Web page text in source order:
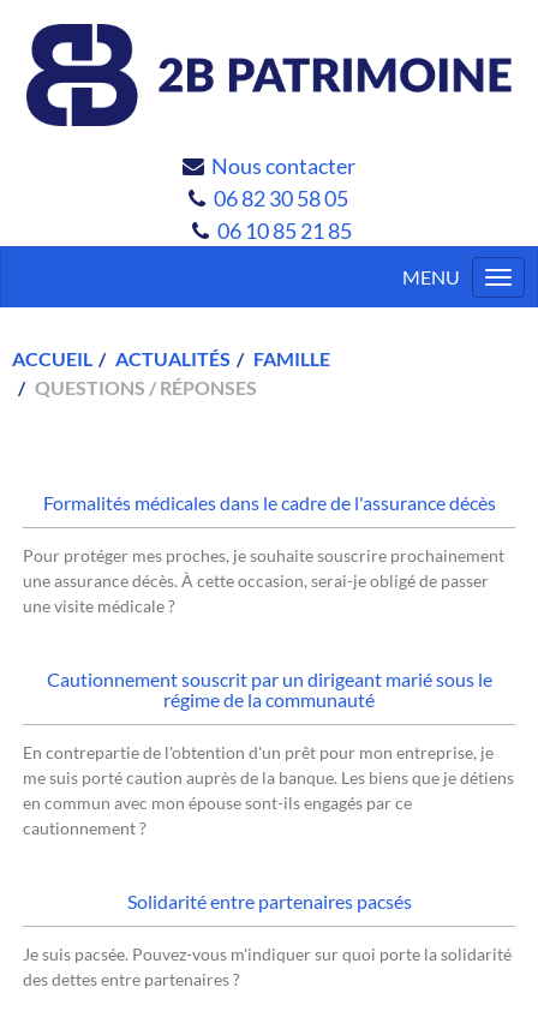
Nous contacter
06 82 30 58 05
06 10 85 21 85
ACCUEIL ACTUALITÉS
FAMILLE
QUESTIONS / RÉPONSES
Formalités médicales dans le cadre de l'assurance décès
Pour protéger mes proches, je souhaite souscrire prochainement
une assurance décès. À cette occasion, serai-je obligé de passer
une visite médicale ?
Cautionnement souscrit par un dirigeant marié sous le
régime de la communauté
En contrepartie de l'obtention d'un prêt pour mon entreprise, je
me suis porté caution auprès de la banque. Les biens que je détiens
en commun avec mon épouse sont-ils engagés par ce
cautionnement ?
Solidarité entre partenaires pacsés
Je suis pacsée. Pouvez-vous m'indiquer sur quoi porte la solidarité
des dettes entre partenaires ?